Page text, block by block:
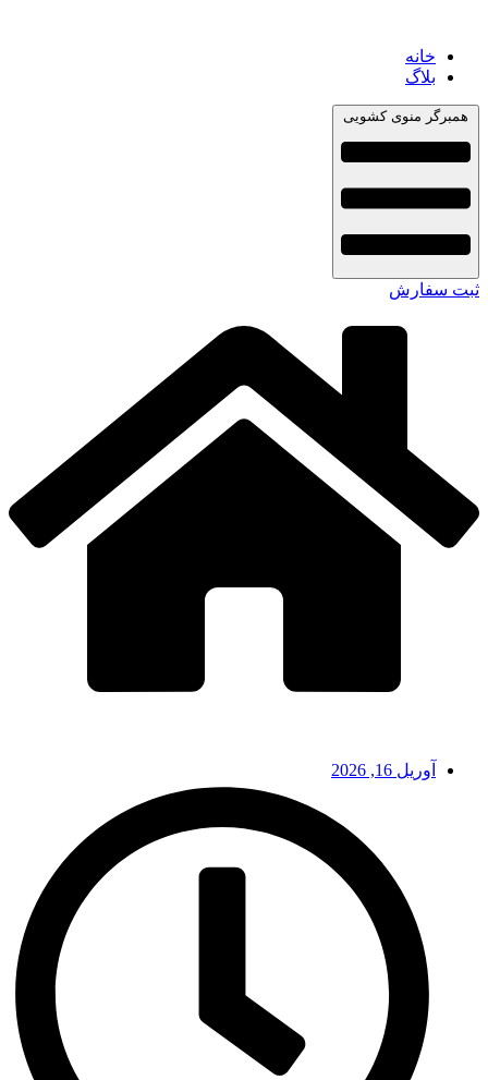
خانه
بلاگ
همبرگر منوی کشویی
ثبت سفارش
آوریل 16, 2026